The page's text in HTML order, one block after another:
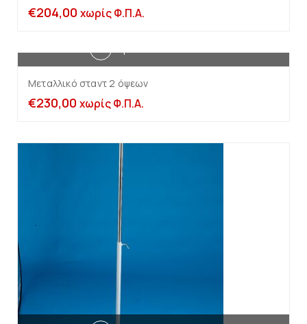
€204,00 χωρίς Φ.Π.Α.
Μεταλλικό σταντ 2 όψεων
€230,00 χωρίς Φ.Π.Α.